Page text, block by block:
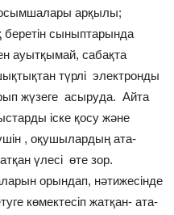
арқылы;
беретін сыныптарында
ауытқымай, сабақта
түрлі электронды
жүзеге асыруда. Айта
іске қосу және
, оқушылардың ата-
үлесі өте зор.
орындап, нәтижесінде
көмектесіп жатқан- ата-